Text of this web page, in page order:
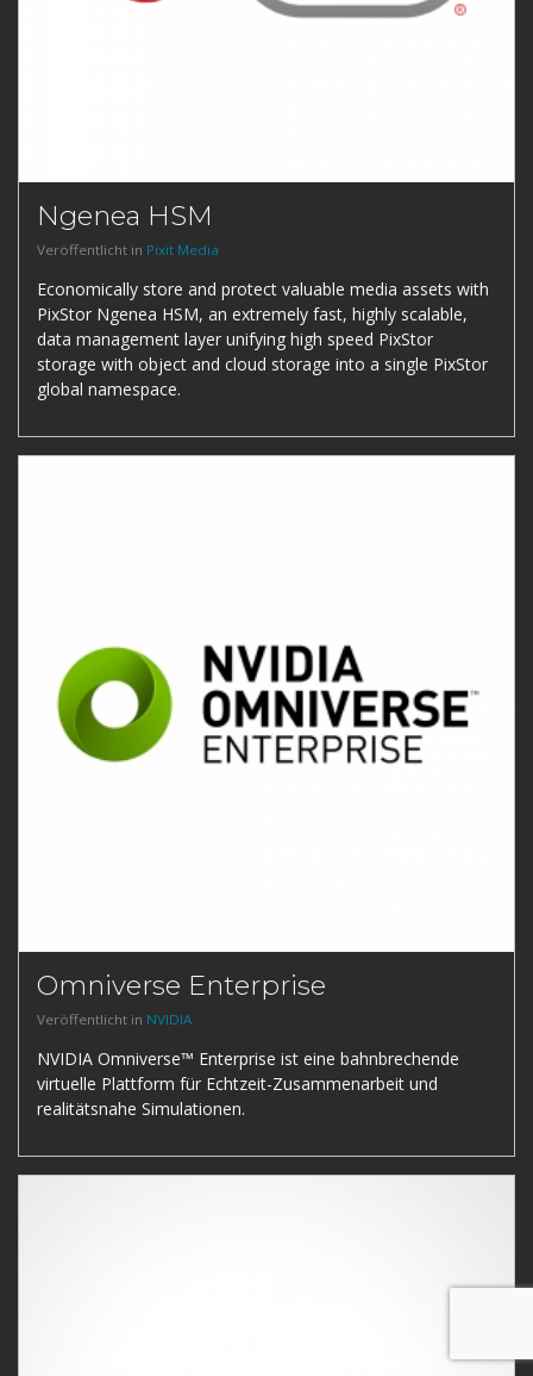
Ngenea HSM
Veröffentlicht in Pixit Media
Economically store and protect valuable media assets with
PixStor Ngenea HSM, an extremely fast, highly scalable,
data management layer unifying high speed PixStor
storage with object and cloud storage into a single PixStor
global namespace.
Omniverse Enterprise
Veröffentlicht in NVIDIA
NVIDIA Omniverse™ Enterprise ist eine bahnbrechende
virtuelle Plattform für Echtzeit-Zusammenarbeit und
realitätsnahe Simulationen.